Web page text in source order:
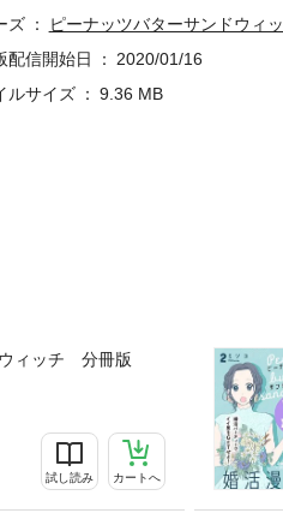
ィッチ 分冊版
試し読み カートへ
ズ
ピーナッツバターサンドウィ
配信開始日
2020/01/16
ルサイズ
9.36 MB